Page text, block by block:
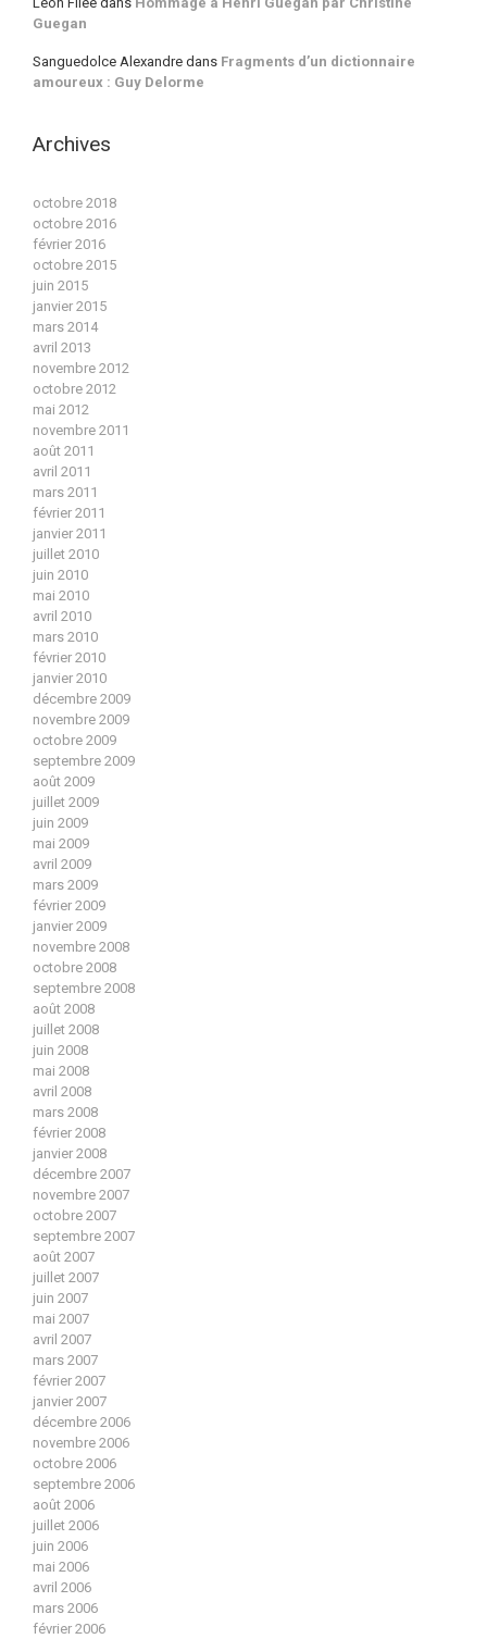
Guegan
Sanguedolce Alexandre dans Fragments d’un dictionnaire
amoureux : Guy Delorme
Archives
octobre 2018
octobre 2016
février 2016
octobre 2015
juin 2015
janvier 2015
mars 2014
avril 2013
novembre 2012
octobre 2012
mai 2012
novembre 2011
août 2011
avril 2011
mars 2011
février 2011
janvier 2011
juillet 2010
juin 2010
mai 2010
avril 2010
mars 2010
février 2010
janvier 2010
décembre 2009
novembre 2009
octobre 2009
septembre 2009
août 2009
juillet 2009
juin 2009
mai 2009
avril 2009
mars 2009
février 2009
janvier 2009
novembre 2008
octobre 2008
septembre 2008
août 2008
juillet 2008
juin 2008
mai 2008
avril 2008
mars 2008
février 2008
janvier 2008
décembre 2007
novembre 2007
octobre 2007
septembre 2007
août 2007
juillet 2007
juin 2007
mai 2007
avril 2007
mars 2007
février 2007
janvier 2007
décembre 2006
novembre 2006
octobre 2006
septembre 2006
août 2006
juillet 2006
juin 2006
mai 2006
avril 2006
mars 2006
février 2006